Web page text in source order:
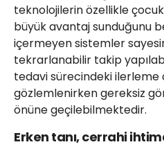
teknolojilerin özellikle
büyük avantaj sunduğunu
içermeyen sistemler
tekrarlanabilir takip
tedavi sürecindeki ilerleme
gözlemlenirken gereksiz
önüne geçilebilmektedir.
Erken tanı, cerrahi